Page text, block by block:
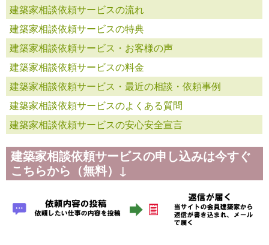
建築家相談依頼サービスの流れ
建築家相談依頼サービスの特典
建築家相談依頼サービス・お客様の声
建築家相談依頼サービスの料金
建築家相談依頼サービス・最近の相談・依頼事例
建築家相談依頼サービスのよくある質問
建築家相談依頼サービスの安心安全宣言
建築家相談依頼サービスの申し込みは今すぐ
こちらから（無料）↓